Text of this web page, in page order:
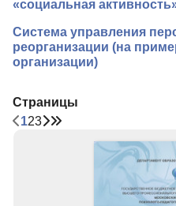
«социальная
Система управления
реорганизации (на
организации)
Страницы
123